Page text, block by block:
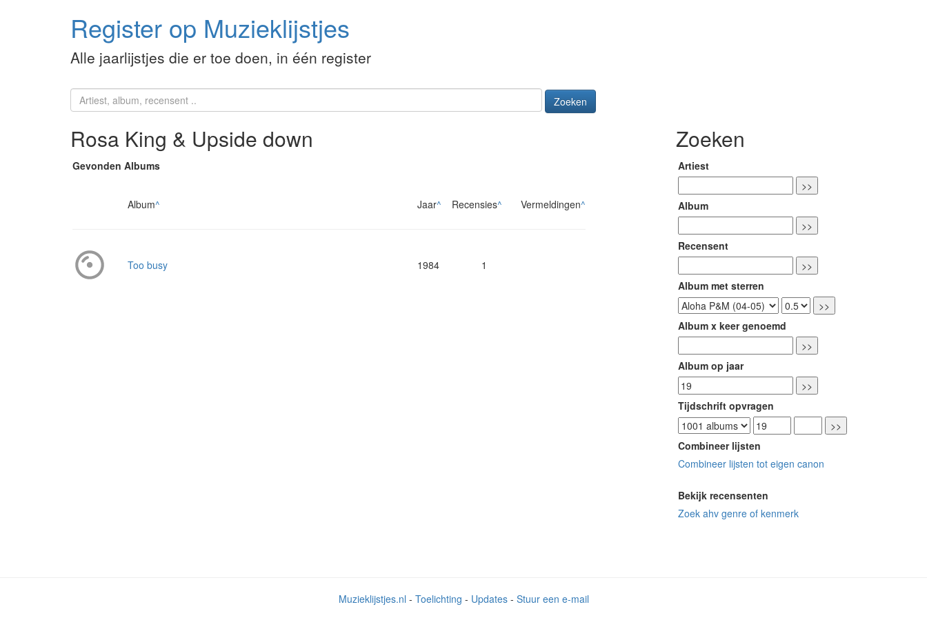
Register op Muzieklijstjes
Alle jaarlijstjes die er toe doen, in één register
Zoeken
Rosa King & Upside down
Gevonden Albums
Album^ Jaar^ Recensies^ Vermeldingen^
Too busy 1984 1
Zoeken
Artiest
Album
Recensent
Album met sterren
Album x keer genoemd
Album op jaar
Tijdschrift opvragen
Combineer lijsten
Combineer lijsten tot eigen canon
Bekijk recensenten
Zoek ahv genre of kenmerk
Muzieklijstjes.nl - Toelichting - Updates- Stuur een e-mail